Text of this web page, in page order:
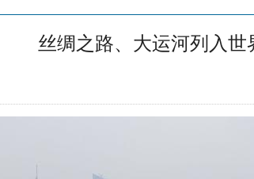
丝绸之路、大运河列入世